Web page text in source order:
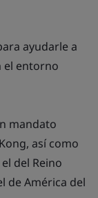
ayudarle a
el entorno
mandato
así como
del Reino
de América del